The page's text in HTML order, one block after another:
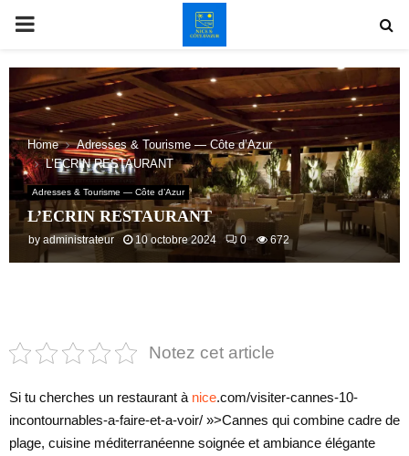
PRIMARY
MENU
Home
Adresses & Tourisme — Côte d’Azur
L’ECRIN RESTAURANT
Adresses & Tourisme — Côte d’Azur
L’ECRIN RESTAURANT
by administrateur 10 octobre 2024 0 672
Notez cet article
Si tu cherches un restaurant à nice.com/visiter-cannes-10-
incontournables-a-faire-et-a-voir/ »>Cannes qui combine cadre de
plage, cuisine méditerranéenne soignée et ambiance élégante